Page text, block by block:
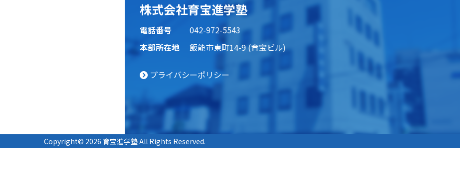
株式会社育宝進学塾
電話番号
042-972-5543
本部所在地
飯能市東町14-9 (育宝ビル)
プライバシーポリシー
Copyright© 2026 育宝進学塾 All Rights Reserved.